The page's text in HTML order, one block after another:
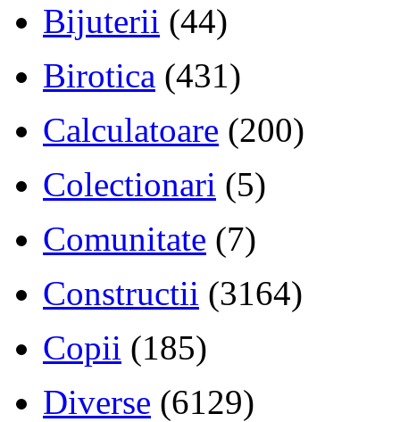
Bijuterii (44)
Birotica (431)
Calculatoare (200)
Colectionari (5)
Comunitate (7)
Constructii (3164)
Copii (185)
Diverse (6129)